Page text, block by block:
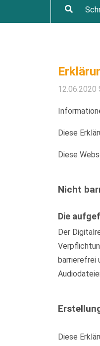
12.06.2020
Diese
Diese
Nicht
Die
Der
barrierefrei
Diese